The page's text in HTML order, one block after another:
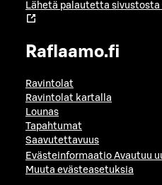
Lähetä palautetta sivustosta
Raflaamo.fi
Ravintolat
Ravintolat kartalla
Lounas
Tapahtumat
Saavutettavuus
Evästeinformaatio Avautuu
Muuta evästeasetuksia